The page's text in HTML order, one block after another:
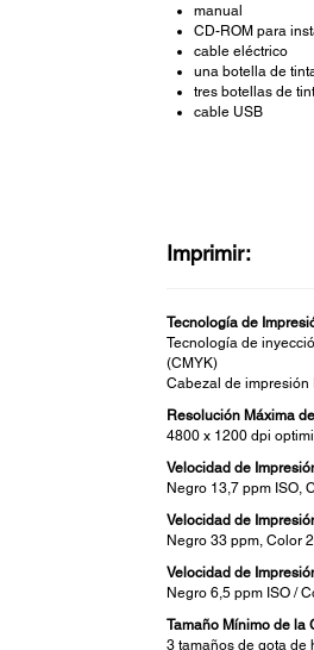
manual
CD-ROM para
cable eléctrico
una botella de
tres botellas de
cable USB
Imprimir:
Tecnología de
Tecnología de
(CMYK)
Cabezal de
Resolución Máxima
4800 x 1200 dpi
Velocidad de
Negro 13,7 ppm ISO,
Velocidad de
Negro 33 ppm, Color
Velocidad de
Negro 6,5 ppm ISO /
Tamaño Mínimo de la
3 tamaños de gota de